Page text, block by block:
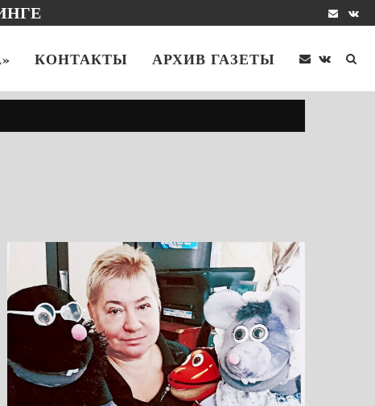
КОНТАКТЫ АРХИВ ГАЗЕТЫ